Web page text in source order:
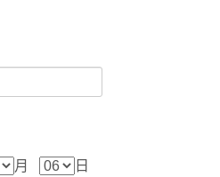
月 日